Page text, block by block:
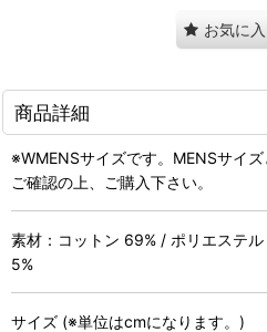
お気に
商品詳細
※WMENSサイズです。MENSサイ
ご確認の上、ご購入下さい。
素材：コットン 69% / ポリエステ
5%
サイズ (※単位はcmになります。)